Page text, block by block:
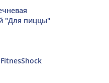
"Для пиццы"